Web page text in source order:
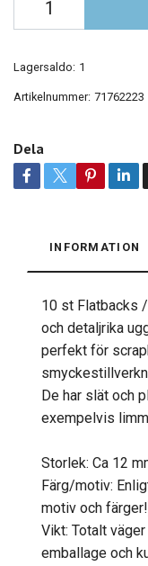
Lagersaldo: 1
Artikelnummer: 71762223
Dela
INFORMATION
10 st Flatbacks
och detaljrika
perfekt för
De har slät och
exempelvis
Storlek: Ca 12
Färg/motiv:
motiv och
Vikt: Totalt
emballage och